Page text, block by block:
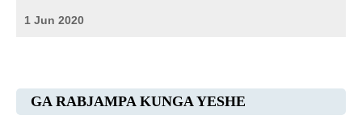
1 Jun 2020
GA RABJAMPA KUNGA YESHE